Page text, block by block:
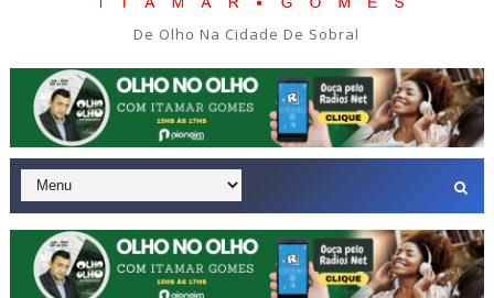
De Olho Na Cidade De Sobral